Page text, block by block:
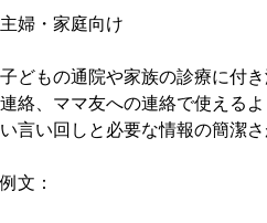
主婦・家庭向け
子どもの通院や家族の診療に付
連絡、ママ友への連絡で使える
い言い回しと必要な情報の簡潔さ
例文：